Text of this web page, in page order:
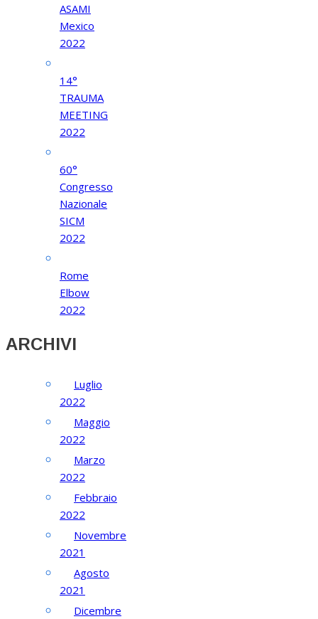
ASAMI
Mexico
2022
14°
TRAUMA
MEETING
2022
60°
Congresso
Nazionale
SICM
2022
Rome
Elbow
2022
ARCHIVI
Luglio
2022
Maggio
2022
Marzo
2022
Febbraio
2022
Novembre
2021
Agosto
2021
Dicembre